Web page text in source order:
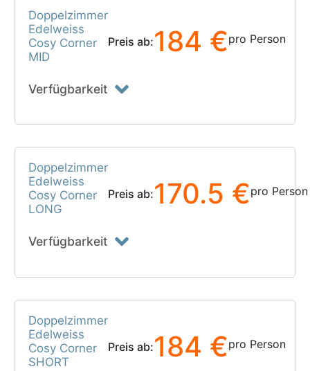
Doppelzimmer
Edelweiss
Cosy Corner
MID
Preis ab:184 €pro Person
Verfügbarkeit
Doppelzimmer
Edelweiss
Cosy Corner
LONG
Preis ab:170.5 €pro Person
Verfügbarkeit
Doppelzimmer
Edelweiss
Cosy Corner
SHORT
Preis ab:184 €pro Person